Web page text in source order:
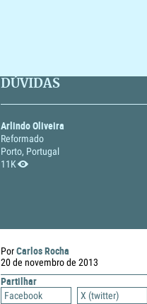
DÚVIDAS
Arlindo Oliveira
Reformado
Porto, Portugal
11K
PorCarlos Rocha
20 de novembro de 2013
Partilhar
Facebook
X (twitter)